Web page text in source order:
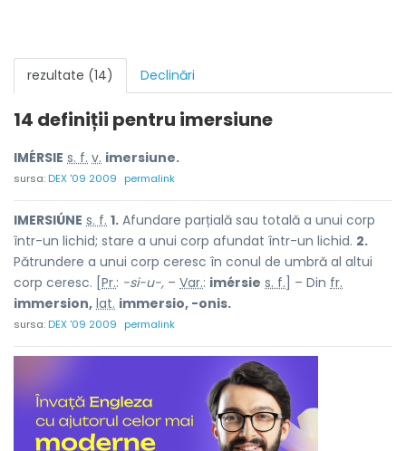
rezultate (14) Declinări
14 definiții pentru imersiune
IMÉRSIE s. f. v. imersiune.
sursa:DEX '09 2009 permalink
IMERSIÚNE s. f. 1. Afundare parțială sau totală a unui corp
într-un lichid; stare a unui corp afundat într-un lichid. 2.
Pătrundere a unui corp ceresc în conul de umbră al altui
corp ceresc. [ Pr.: -si-u-, – Var.: imérsie s. f. ] – Din fr.
immersion, lat. immersio, -onis.
sursa:DEX '09 2009 permalink